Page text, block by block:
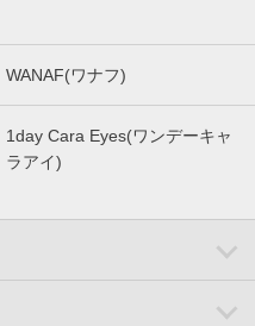
WANAF(ワナフ)
1day Cara Eyes(ワンデーキャ
ラアイ)